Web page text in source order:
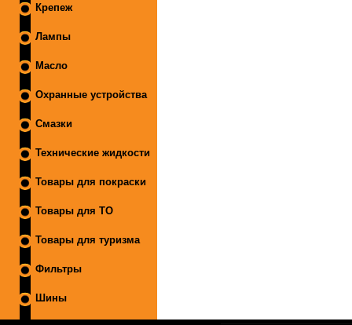
Крепеж
Лампы
Масло
Охранные устройства
Смазки
Технические жидкости
Товары для покраски
Товары для ТО
Товары для туризма
Фильтры
Шины